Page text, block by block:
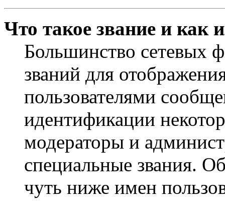
Что такое звание и как
Большинство сетевых
званий для
пользователями
идентификации
модераторы и
специальные звания.
чуть ниже имен